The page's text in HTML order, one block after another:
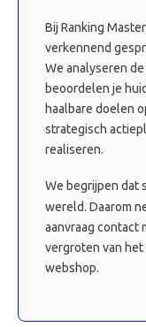
Bij Ranking
verkennend
We analyseren
beoordelen je
haalbare doelen
strategisch
realiseren.
We begrijpen dat
wereld. Daarom
aanvraag contact
vergroten van
webshop.